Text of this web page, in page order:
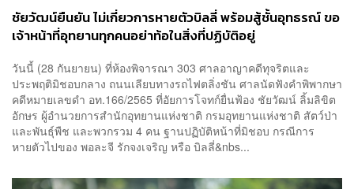
ชัยวัฒน์ยืนยัน ไม่เกี่ยวการหายตัวบิลลี่ พร้อมสู้ชั้นอุทธรณ์ ขอ
เจ้าหน้าที่อุทยานทุกคนอย่าท้อในสิ่งที่ปฏิบัติอยู่
วันนี้ (28 กันยายน) ที่ห้องพิจารณา 303 ศาลอาญาคดีทุจริตและ
ประพฤติมิชอบกลาง ถนนเลียบทางรถไฟตลิ่งชัน ศาลนัดฟังคำพิพากษา
คดีหมายเลขดำ อท.166/2565 ที่อัยการโจทก์ยื่นฟ้อง ชัยวัฒน์ ลิ้มลิขิต
อักษร ผู้อำนวยการสำนักอุทยานแห่งชาติ กรมอุทยานแห่งชาติ สัตว์ป่า
และพันธุ์พืช และพวกรวม 4 คน ฐานปฏิบัติหน้าที่มิชอบ กรณีการ
หายตัวไปของ พอละจี รักจงเจริญ หรือ บิลลี่&nbs...